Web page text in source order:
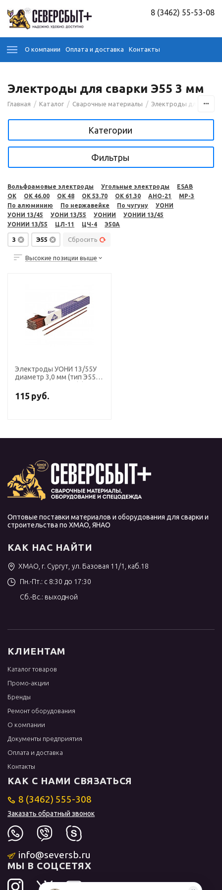
8 (3462) 55-53-08
О компании Оплата и доставка Контакты
Электроды для сварки Э55 3 мм
Главная / Каталог / Сварочные материалы / Электроды для сварки
Категории
Фильтры
Вольфрамовые электроды Угольные электроды
ESAB
OK
OK 46.00 OK 48 OK 53.70 OK 61.30 АНО-21
МР-3
По алюминию
По нержавейке По чугуну
УОНИ
УОНИ 13/45
УОНИ 13/55 УОНИИ
УОНИИ 13/45
УОНИИ 13/55
ЦЛ-11 ЦЧ-4 Э50А
3 Э55 Сбросить
Высокие позиции выше
Электроды УОНИ 13/55У
диаметр 3,0 мм (тип Э55,
5 кг, ЛЭЗ)
115 руб.
Оптовые поставки материалов и оборудования для сварки и
строительства по ХМАО, ЯНАО
КАК НАС НАЙТИ
ХМАО, г. Сургут, ул. Базовая 11/1, каб.18
Пн.-Пт.: с 8:30 до 17:30
Сб.-Вс.: выходной
КЛИЕНТАМ
Каталог товаров
Промо-акции
Бренды
Ремонт оборудования
О компании
Документы предприятия
Оплата и доставка
Контакты
КАК С НАМИ СВЯЗАТЬСЯ
8 (3462) 555-308
Заказать обратный звонок
info@seversb.ru
МЫ В СОЦСЕТЯХ